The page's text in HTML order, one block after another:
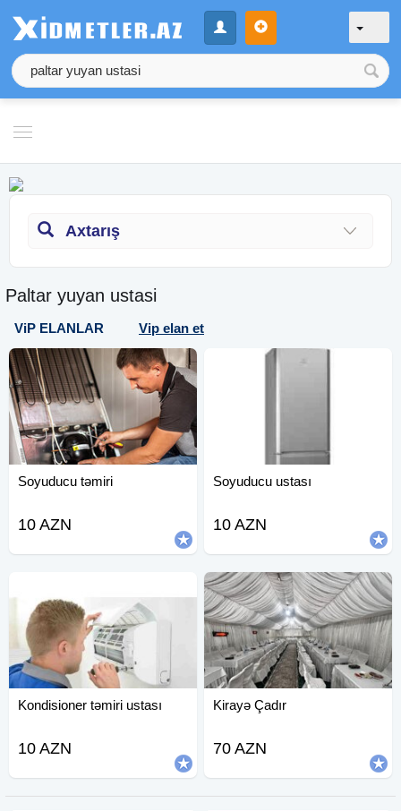
Axtarış
Paltar yuyan ustasi
ViP ELANLAR Vip elan et
Soyuducu təmiri
10 AZN
Soyuducu ustası
10 AZN
Kondisioner təmiri ustası
10 AZN
Kirayə Çadır
70 AZN